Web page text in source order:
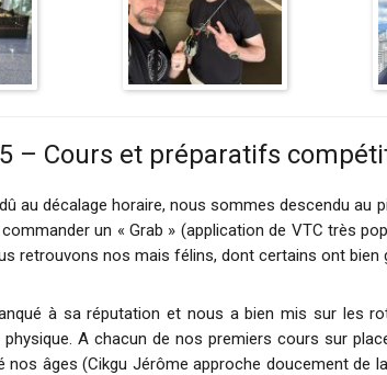
– Cours et préparatifs
au décalage horaire, nous sommes descendu
un « Grab » (application de VTC très
retrouvons nos mais félins, dont certains ont bien
à sa réputation et nous a bien mis sur les
A chacun de nos premiers cours sur
nos âges (Cikgu Jérôme approche doucement de